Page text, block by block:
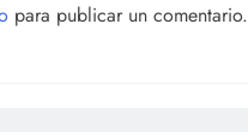
para publicar un comentario.